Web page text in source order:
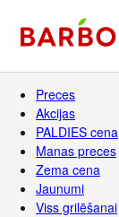
Preces
Akcijas
PALDIES cena
Manas preces
Zema cena
Jaunumi
Viss grilēšanai